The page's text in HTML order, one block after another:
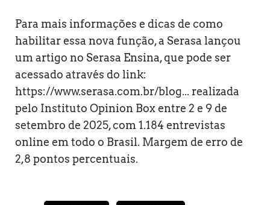
Para mais informações e dicas de como
habilitar essa nova função, a Serasa lançou
um artigo no Serasa Ensina, que pode ser
acessado através do link:
https://www.serasa.com.br/blog... realizada
pelo Instituto Opinion Box entre 2 e 9 de
setembro de 2025, com 1.184 entrevistas
online em todo o Brasil. Margem de erro de
2,8 pontos percentuais.